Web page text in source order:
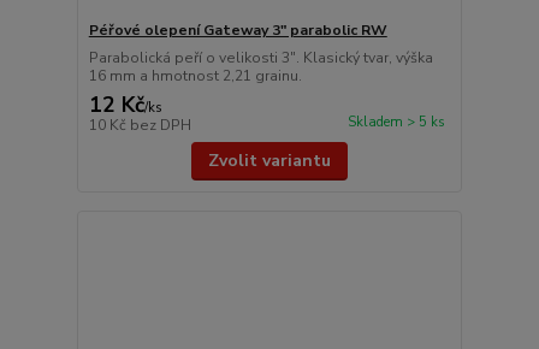
Péřové olepení Gateway 3" parabolic RW
Parabolická peří o velikosti 3″. Klasický tvar, výška
16 mm a hmotnost 2,21 grainu.
12 Kč/ks
10 Kč bez DPH Skladem > 5 ks
Zvolit variantu